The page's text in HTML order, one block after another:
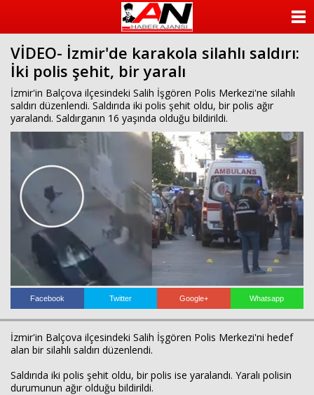
VİDEO- İzmir'de karakola silahlı saldırı:
İki polis şehit, bir yaralı
İzmir'in Balçova ilçesindeki Salih İşgören Polis Merkezi'ne silahlı
saldırı düzenlendi. Saldırıda iki polis şehit oldu, bir polis ağır
yaralandı. Saldırganın 16 yaşında olduğu bildirildi.
Facebook Twitter Google+ Whatsapp
İzmir'in Balçova ilçesindeki Salih İşgören Polis Merkezi'ni hedef
alan bir silahlı saldırı düzenlendi.
Saldırıda iki polis şehit oldu, bir polis ise yaralandı. Yaralı polisin
durumunun ağır olduğu bildirildi.
KATEGORİLER
ANKETLER
FOTO GALERİ
VİDEO GALERİ
KÜNYE